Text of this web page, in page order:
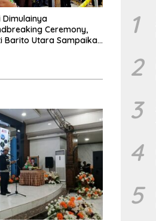
Dimulainya
Ceremony,
Barito Utara Sampaikan
1
2
3
4
5